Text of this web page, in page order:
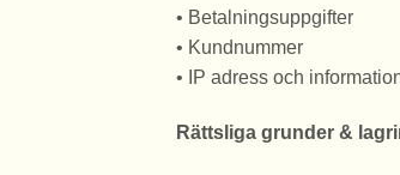
• Betalningsuppgifter
• Kundnummer
• IP adress och
Rättsliga grunder &